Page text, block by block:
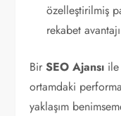
özelleştirilmiş
rekabet
BirSEO Ajansı
ortamdaki
yaklaşım